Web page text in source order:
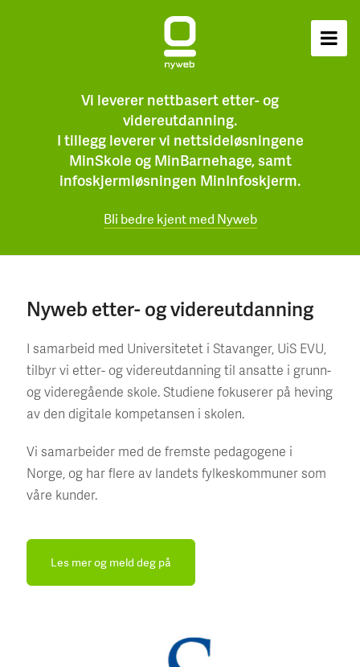
Vi leverer nettbasert etter- og
videreutdanning.
I tillegg leverer vi nettsideløsningene
MinSkole og MinBarnehage, samt
infoskjermløsningen MinInfoskjerm.
Bli bedre kjent med Nyweb
Nyweb etter- og videreutdanning
I samarbeid med Universitetet i Stavanger, UiS EVU,
tilbyr vi etter- og videreutdanning til ansatte i grunn-
og videregående skole. Studiene fokuserer på heving
av den digitale kompetansen i skolen.
Vi samarbeider med de fremste pedagogene i
Norge, og har flere av landets fylkeskommuner som
våre kunder.
Les mer og meld deg på